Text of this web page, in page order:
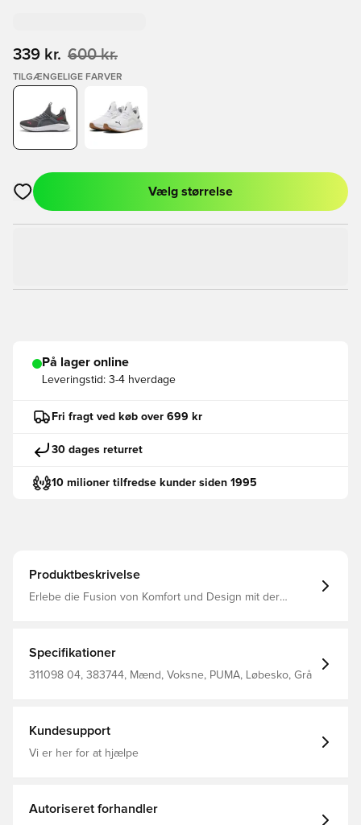
339 kr. 600 kr.
TILGÆNGELIGE FARVER
Åbner en Modal til at logge ind eller tilmelde dig som medlem
Vælg størrelse
På lager online
Leveringstid: 3-4 hverdage
Fri fragt ved køb over 699 kr
30 dages returret
10 milioner tilfredse kunder siden 1995
Produktbeskrivelse
Erlebe die Fusion von Komfort und Design mit der
Schuhe jeden deiner Schritte neu. Gummizonen für
bessere Traktion Dämpfungsstufe: Niedrig SoftFoam+
Innensohle Geformter feiner TPU-Cage PUMA Branding-
Specifikationer
311098 04, 383744, Mænd, Voksne, PUMA, Løbesko, Grå
Kundesupport
Vi er her for at hjælpe
Autoriseret forhandler